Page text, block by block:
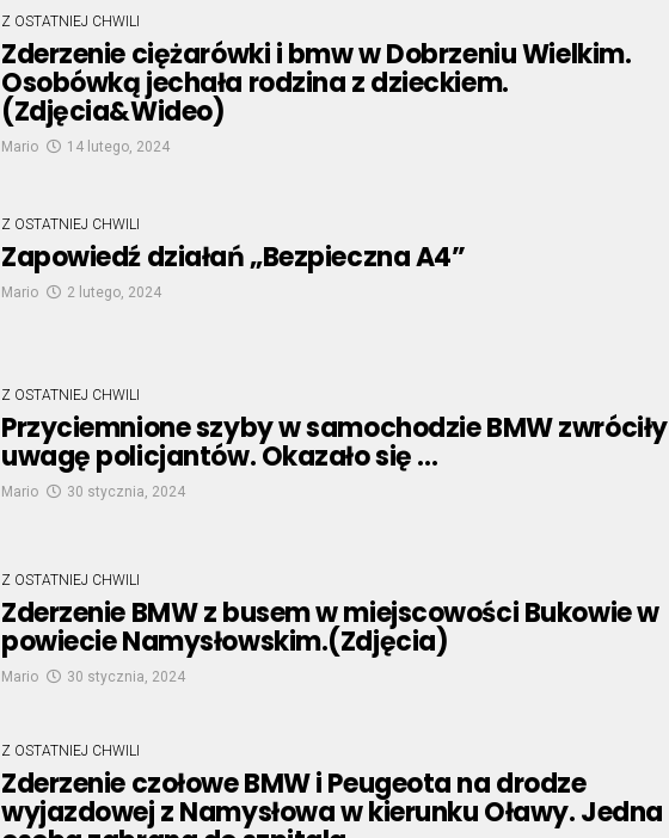
Z OSTATNIEJ CHWILI
Zderzenie ciężarówki i bmw w Dobrzeniu Wielkim.
Osobówką jechała rodzina z dzieckiem.
(Zdjęcia&Wideo)
Mario 14 lutego, 2024
Z OSTATNIEJ CHWILI
Zapowiedź działań „Bezpieczna A4”
Mario 2 lutego, 2024
Z OSTATNIEJ CHWILI
Przyciemnione szyby w samochodzie BMW zwróciły
uwagę policjantów. Okazało się …
Mario 30 stycznia, 2024
Z OSTATNIEJ CHWILI
Zderzenie BMW z busem w miejscowości Bukowie w
powiecie Namysłowskim.(Zdjęcia)
Mario 30 stycznia, 2024
Z OSTATNIEJ CHWILI
Zderzenie czołowe BMW i Peugeota na drodze
wyjazdowej z Namysłowa w kierunku Oławy. Jedna